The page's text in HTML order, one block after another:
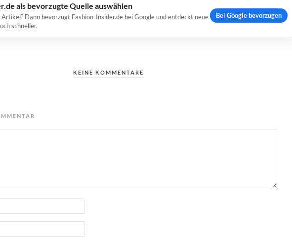
als bevorzugte Quelle auswählen
Dann bevorzugt Fashion-Insider.de bei Google und entdeckt neue
schneller.
Bei Google bevorzugen
KEINE KOMMENTARE